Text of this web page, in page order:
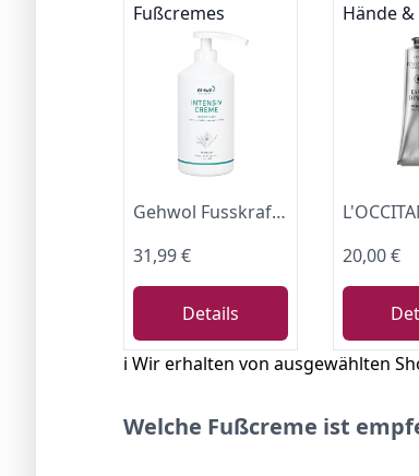
Fußcremes
Gehwol Fusskraft Blau Fußcreme Für Trockene Raue Haut 500 ml
31,99 €
Details
Hände &
20,00 €
ℹ️ Wir erhalten von ausgewählten
Welche Fußcreme ist